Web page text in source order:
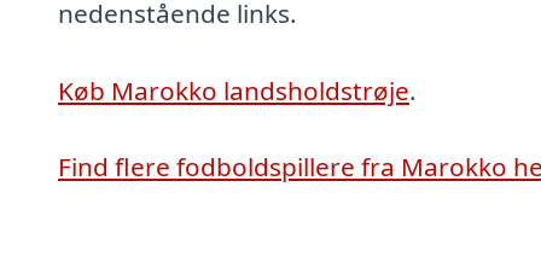
nedenstående links.
Køb Marokko landsholdstrøje.
Find flere fodboldspillere fra Marokko